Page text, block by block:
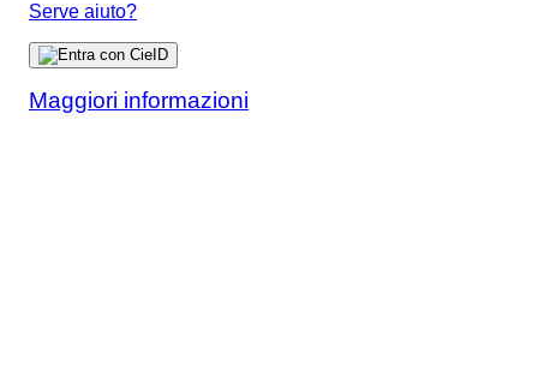
Serve aiuto?
Maggiori informazioni